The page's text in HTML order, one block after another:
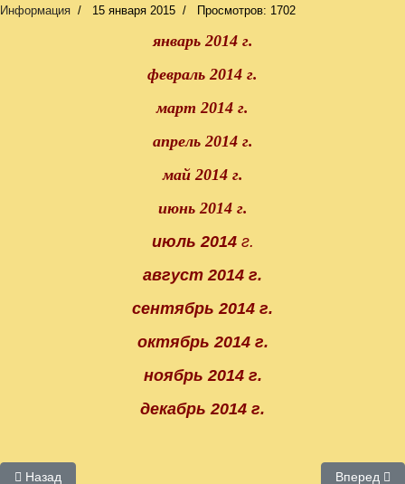
Информация 15 января 2015 Просмотров: 1702
январь 2014 г.
февраль 2014 г.
март 2014 г.
апрель 2014 г.
май 2014 г.
июнь 2014 г.
июль 2014г.
август 2014 г.
сентябрь 2014 г.
октябрь 2014 г.
ноябрь 2014 г.
декабрь 2014 г.
Предыдущий: День специалиста
Назад Вперед